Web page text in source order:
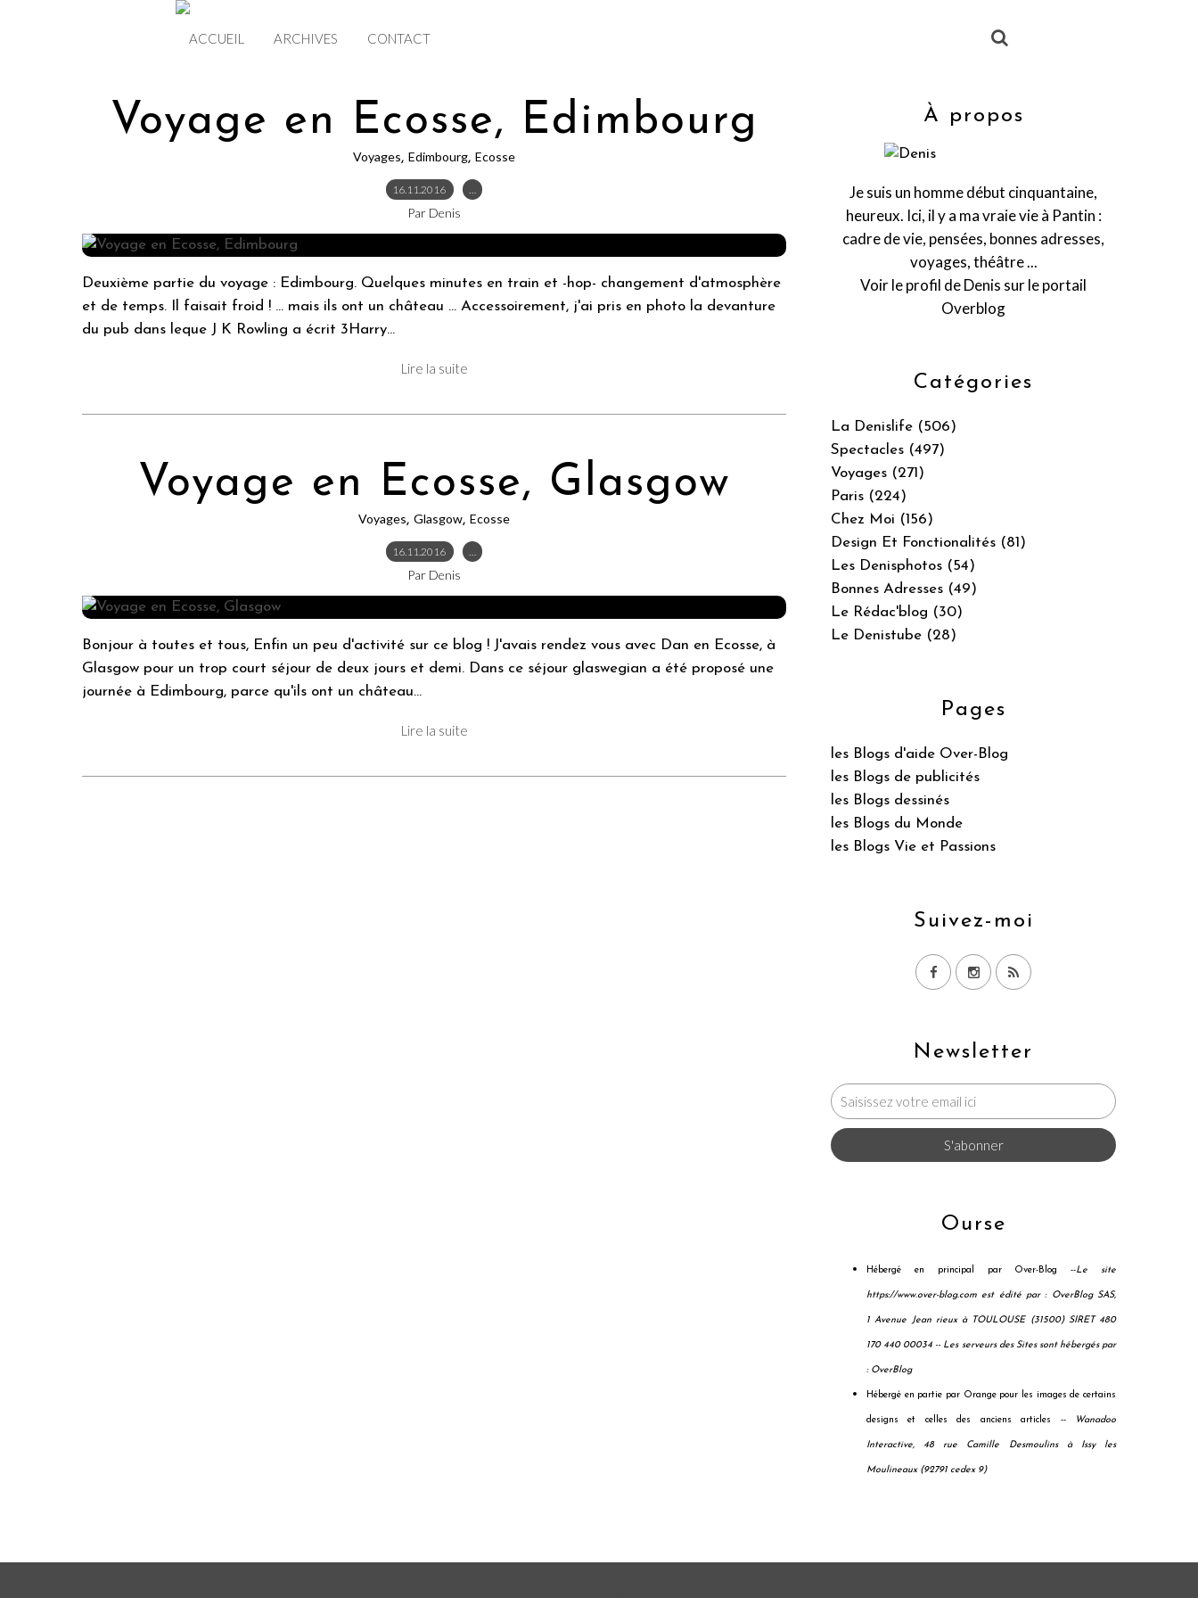
ACCUEIL ARCHIVES CONTACT
Voyage en Ecosse, Edimbourg
Voyages, Edimbourg, Ecosse
16.11.2016 …
Par Denis
Deuxième partie du voyage : Edimbourg. Quelques minutes en train et -hop- changement d'atmosphère
et de temps. Il faisait froid ! ... mais ils ont un château ... Accessoirement, j'ai pris en photo la devanture
du pub dans leque J K Rowling a écrit 3Harry...
Lire la suite
Voyage en Ecosse, Glasgow
Voyages, Glasgow, Ecosse
16.11.2016 …
Par Denis
Bonjour à toutes et tous, Enfin un peu d'activité sur ce blog ! J'avais rendez vous avec Dan en Ecosse, à
Glasgow pour un trop court séjour de deux jours et demi. Dans ce séjour glaswegian a été proposé une
journée à Edimbourg, parce qu'ils ont un château...
Lire la suite
Newsletter
Catégories
La Denislife (506)
Spectacles (497)
Voyages (271)
Paris (224)
Chez Moi (156)
Design Et Fonctionalités (81)
Les Denisphotos (54)
Bonnes Adresses (49)
Le Rédac'blog (30)
Le Denistube (28)
Pages
les Blogs d'aide Over-Blog
les Blogs de publicités
les Blogs dessinés
les Blogs du Monde
les Blogs Vie et Passions
Suivez-moi
À propos
Je suis un homme début cinquantaine,
heureux. Ici, il y a ma vraie vie à Pantin :
cadre de vie, pensées, bonnes adresses,
voyages, théâtre ...
Voir le profil deDenis sur le portail
Overblog
Ourse
Hébergé en principal par Over-Blog --Le site
https://www.over-blog.com est édité par : OverBlog SAS,
1 Avenue Jean rieux à TOULOUSE (31500) SIRET 480
170 440 00034 -- Les serveurs des Sites sont hébergés par
: OverBlog
Hébergé en partie par Orange pour les images de certains
designs et celles des anciens articles -- Wanadoo
Interactive, 48 rue Camille Desmoulins à Issy les
Moulineaux (92791 cedex 9)